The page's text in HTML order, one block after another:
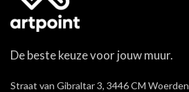
De beste keuze voor jouw muur.
Straat van Gibraltar 3, 3446 CM Woerden